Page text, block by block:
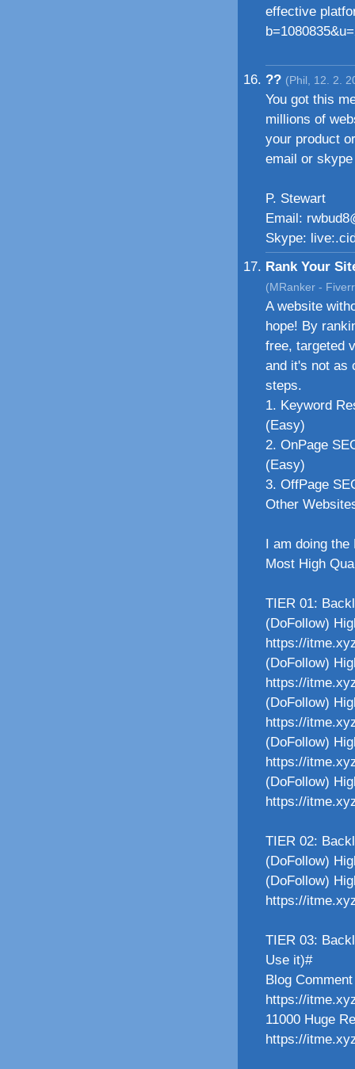
effective
?? (Phil, 12. 2.
You got this
millions of
your product
email or skype
P. Stewart
Email:
Skype:
Rank Your
(MRanker -
A website
hope! By
free, targeted
and it's not as
steps.
1. Keyword
(Easy)
2. OnPage
(Easy)
3. OffPage
Other
I am doing
Most High
TIER 01:
(DoFollow)
https://
(DoFollow)
https://
(DoFollow)
https://
(DoFollow)
https://
(DoFollow)
https://
TIER 02:
(DoFollow)
(DoFollow)
https://
TIER 03:
Use it)#
Blog
https://
11000 Huge
https://